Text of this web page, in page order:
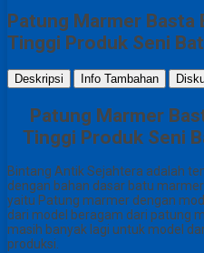
Patung Marmer Basta
Tinggi Produk Seni
Deskripsi Info Tambahan
Patung Marmer
Tinggi Produk Seni
Bintang Antik Sejahtera adalah
dengan bahan dasar batu
yaitu Patung marmer dengan
dari model beragam dari patung
masih banyak lagi untuk model
produksi.